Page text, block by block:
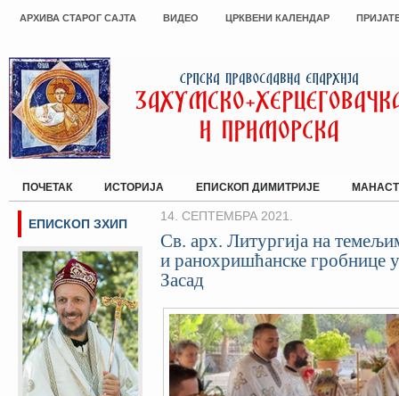
АРХИВА СТАРОГ САЈТА ВИДЕО ЦРКВЕНИ КАЛЕНДАР
ПОЧЕТАК ИСТОРИЈА ЕПИСКОП ДИМИТРИЈЕ
14. СЕПТЕМБРА 2021.
Св. арх. Литургија на
и ранохришћанске гробнице
Засад
ЕПИСКОП ЗХИП